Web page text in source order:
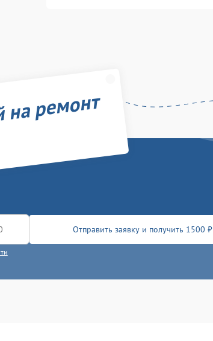
ремонт
Отправить заявку и получить 1500 ₽